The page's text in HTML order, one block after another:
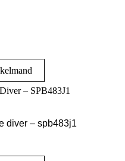
diver – spb483j1